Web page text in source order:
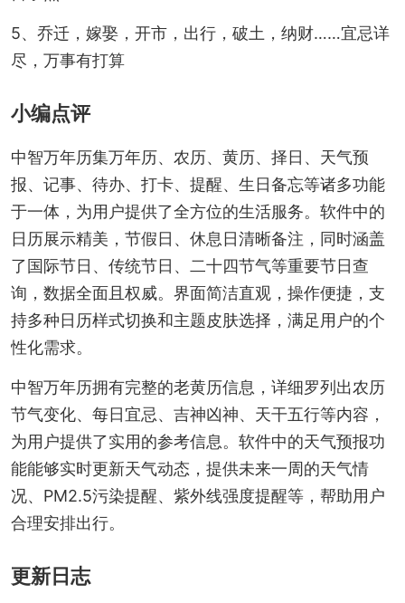
5、乔迁，嫁娶，开市，出行，破土，纳财……宜忌详
尽，万事有打算
小编点评
中智万年历集万年历、农历、黄历、择日、天气预
报、记事、待办、打卡、提醒、生日备忘等诸多功能
于一体，为用户提供了全方位的生活服务。软件中的
日历展示精美，节假日、休息日清晰备注，同时涵盖
了国际节日、传统节日、二十四节气等重要节日查
询，数据全面且权威。界面简洁直观，操作便捷，支
持多种日历样式切换和主题皮肤选择，满足用户的个
性化需求。
中智万年历拥有完整的老黄历信息，详细罗列出农历
节气变化、每日宜忌、吉神凶神、天干五行等内容，
为用户提供了实用的参考信息。软件中的天气预报功
能能够实时更新天气动态，提供未来一周的天气情
况、PM2.5污染提醒、紫外线强度提醒等，帮助用户
合理安排出行。
更新日志